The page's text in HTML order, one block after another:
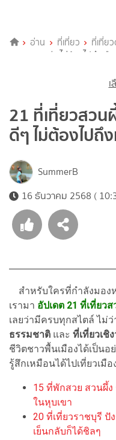
อ่าน ที่เที่ยว ที่เที่ย
บรรยากาศดีๆ ไม่ต้องไปถึงเมือ
21 ที่เที่ยวสวน
ดีๆ ไม่ต้องไปถึ
SummerB
16 ธันวาคม 2568 (
สำหรับใครที่กำลังมอง
เรามา อัปเดต 21 ที่เที่ยวส
เลยว่ามีครบทุกสไตล์ ไม่ว่
ธรรมชาติ และ ที่เที่ยวเชิ
ชีวิตชาวพื้นเมืองได้เป็นอ
รู้สึกเหมือนได้ไปเที่ยวเมื
15 ที่พักสวย สวนผึ้
ในหุบเขา
20 ที่เที่ยวราชบุรี ปั
เย็นกลับก็ได้ชิลๆ